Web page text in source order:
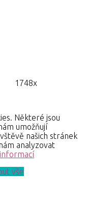
1748x
Některé jsou
umožňují
našich stránek
analyzovat
vše